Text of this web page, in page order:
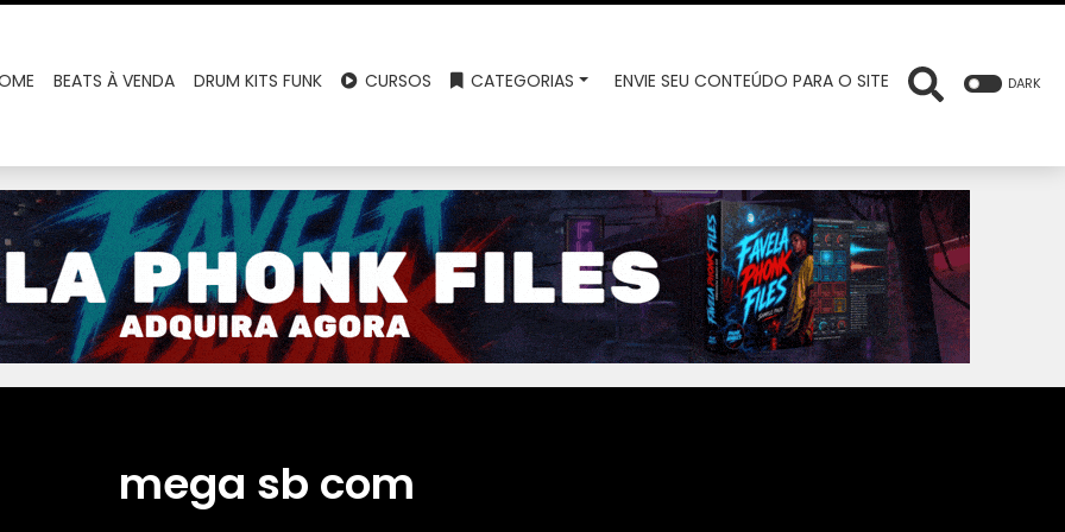
BEATS À VENDA DRUM KITS FUNK CURSOS CATEGORIAS ENVIE SEU CONTEÚDO PARA O SITE DARK
mega sb com